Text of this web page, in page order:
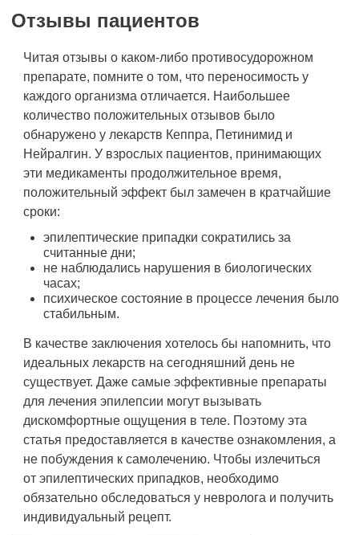
Отзывы пациентов
Читая отзывы о каком-либо противосудорожном
препарате, помните о том, что переносимость у
каждого организма отличается. Наибольшее
количество положительных отзывов было
обнаружено у лекарств Кеппра, Петинимид и
Нейралгин. У взрослых пациентов, принимающих
эти медикаменты продолжительное время,
положительный эффект был замечен в кратчайшие
сроки:
эпилептические припадки сократились за
считанные дни;
не наблюдались нарушения в биологических
часах;
психическое состояние в процессе лечения было
стабильным.
В качестве заключения хотелось бы напомнить, что
идеальных лекарств на сегодняшний день не
существует. Даже самые эффективные препараты
для лечения эпилепсии могут вызывать
дискомфортные ощущения в теле. Поэтому эта
статья предоставляется в качестве ознакомления, а
не побуждения к самолечению. Чтобы излечиться
от эпилептических припадков, необходимо
обязательно обследоваться у невролога и получить
индивидуальный рецепт.